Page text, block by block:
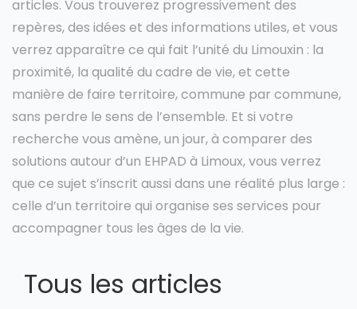
articles. Vous trouverez progressivement des
repères, des idées et des informations utiles, et vous
verrez apparaître ce qui fait l’unité du Limouxin : la
proximité, la qualité du cadre de vie, et cette
manière de faire territoire, commune par commune,
sans perdre le sens de l’ensemble. Et si votre
recherche vous amène, un jour, à comparer des
solutions autour d’un EHPAD à Limoux, vous verrez
que ce sujet s’inscrit aussi dans une réalité plus large :
celle d’un territoire qui organise ses services pour
accompagner tous les âges de la vie.
Tous les articles